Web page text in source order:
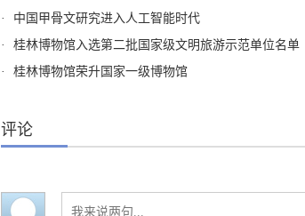
·
中国甲骨文研究进入人工智能时代
·
桂林博物馆入选第二批国家级文明旅游示范单位名单
·
桂林博物馆荣升国家一级博物馆
评论